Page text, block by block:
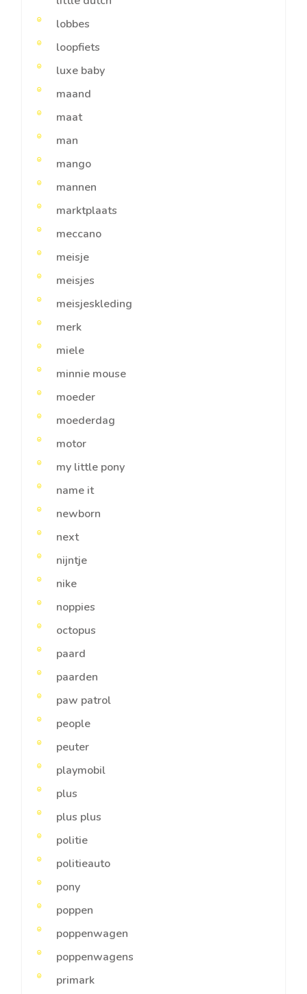
lobbes
loopfiets
luxe baby
maand
maat
man
mango
mannen
marktplaats
meccano
meisje
meisjes
meisjeskleding
merk
miele
minnie mouse
moeder
moederdag
motor
my little pony
name it
newborn
next
nijntje
nike
noppies
octopus
paard
paarden
paw patrol
people
peuter
playmobil
plus
plus plus
politie
politieauto
pony
poppen
poppenwagen
poppenwagens
primark